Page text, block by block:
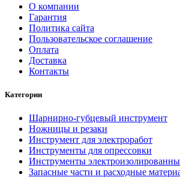
О компании
Гарантия
Политика сайта
Пользовательское соглашение
Оплата
Доставка
Контакты
Категории
Шарнирно-губцевый инструмент
Ножницы и резаки
Инструмент для электроработ
Инструменты для опрессовки
Инструменты
Запасные части и расходные